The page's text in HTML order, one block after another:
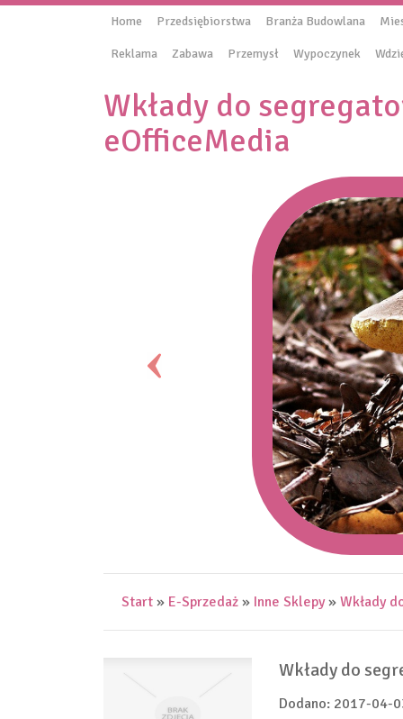
Home Przedsiębiorstwa Branża Budowlana
Reklama Zabawa Przemysł Wypoczynek
Wkłady do
eOfficeMedia
Start » E-Sprzedaż » Inne Sklepy» Wkłady
Wkłady do
Dodano: 2017-04-